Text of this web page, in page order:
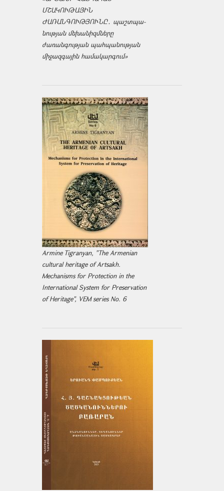
ՄՇԱԿՈՒԹԱՅԻՆ
ԺԱՌԱՆԳՈՒԹՅՈՒՆԸ․ պաշտպա­
նության մեխանիզմները
ժառանգության պահպանության
միջազ­գային համակարգում»
Armine Tigranyan, "The Armenian
cultural heritage of Artsakh.
Mechanisms for Protection in the
International System for Preservation
of Heritage", VEM series No. 6